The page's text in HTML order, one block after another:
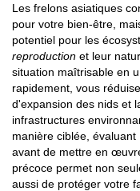
Les frelons asiatiques
pour votre bien-être,
potentiel pour les
reproduction et leur
situation maîtrisable en
rapidement, vous
d'expansion des nids et
infrastructures
manière ciblée,
avant de mettre en
précoce permet non
aussi de protéger votre